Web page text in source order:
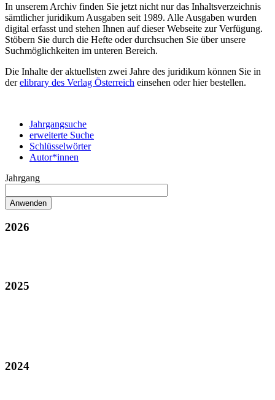
In unserem Archiv finden Sie jetzt nicht nur das Inhaltsverzeichnis
sämtlicher juridikum Ausgaben seit 1989. Alle Ausgaben wurden
digital erfasst und stehen Ihnen auf dieser Webseite zur Verfügung.
Stöbern Sie durch die Hefte oder durchsuchen Sie über unsere
Suchmöglichkeiten im unteren Bereich.
Die Inhalte der aktuellsten zwei Jahre des juridikum können Sie in
derelibrary des Verlag Österreich einsehen oder hier bestellen.
Jahrgangsuche
erweiterte Suche
Schlüsselwörter
Autor*innen
Jahrgang
2026
2025
2024